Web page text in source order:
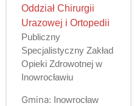
Oddział Chirurgii
Urazowej i Ortopedii
Publiczny
Specjalistyczny Zakład
Opieki Zdrowotnej w
Inowrocławiu
Gmina: Inowrocław